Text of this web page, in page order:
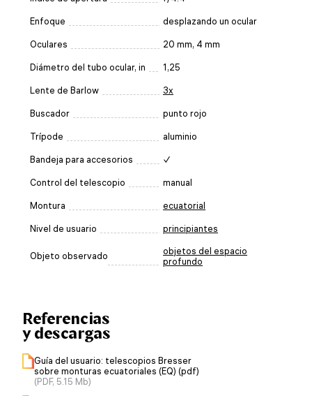
Enfoque desplazando un ocular
Oculares 20 mm, 4 mm
Diámetro del tubo ocular, in 1,25
Lente de Barlow 3x
Buscador punto rojo
Trípode aluminio
Bandeja para accesorios ✓
Control del telescopio manual
Montura ecuatorial
Nivel de usuario principiantes
Objeto observado
objetos del espacio
profundo
Referencias
y descargas
Guía del usuario: telescopios Bresser
sobre monturas ecuatoriales (EQ) (pdf)
(PDF, 5.15 Mb)